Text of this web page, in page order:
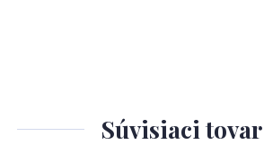
Súvisiaci tovar